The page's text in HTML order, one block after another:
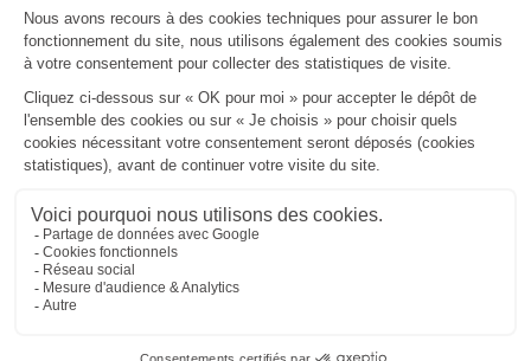
>>
Mentions légalesPolitique de confidentialitéPolitique de cookies
Plan du site
MBA ET ASSOCIÉS
235 Rue Helene Boucher, 34170 CASTELNAU LE LEZ
Bureau secondaire à Cannes